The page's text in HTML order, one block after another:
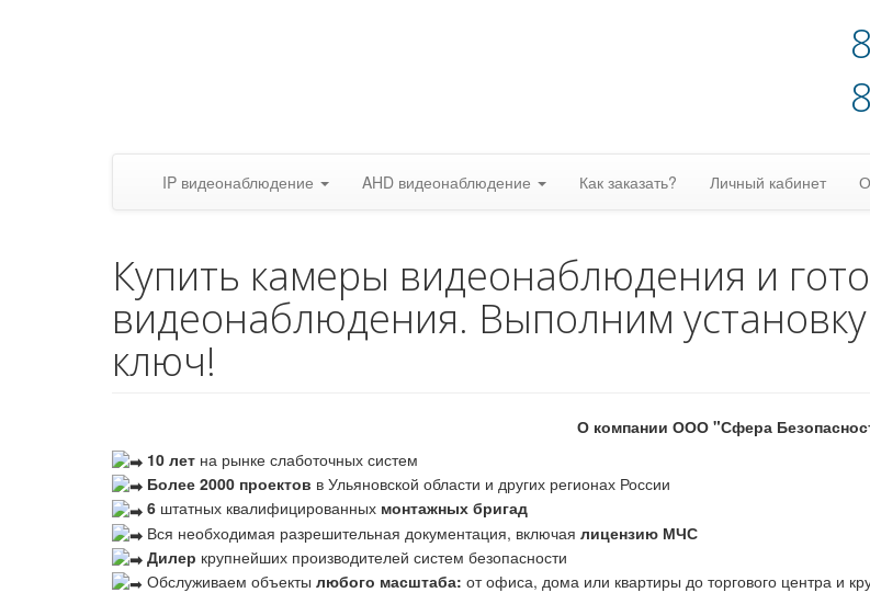
IP видеонаблюдение AHD видеонаблюдение Как заказать? Личный кабинет
Купить камеры видеонаблюдения и
видеонаблюдения. Выполним
ключ!
О компании ООО "Сфера
10 лет на рынке слаботочных систем
Более 2000 проектов в Ульяновской области и других регионах России
6 штатных квалифицированных монтажных бригад
Вся необходимая разрешительная документация, включая лицензию МЧС
Дилер крупнейших производителей систем безопасности
Обслуживаем объекты любого масштаба: от офиса, дома или квартиры до торгового центра и